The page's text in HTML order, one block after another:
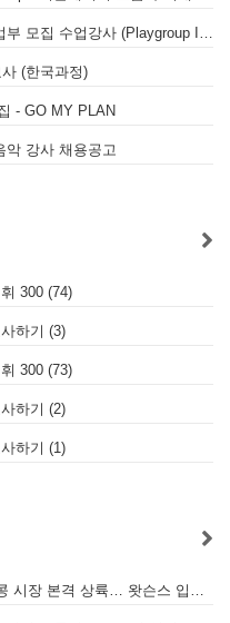
(한국과정)
- GO MY PLAN
악 강사 채용공고
300 (74)
하기 (3)
300 (73)
하기 (2)
하기 (1)